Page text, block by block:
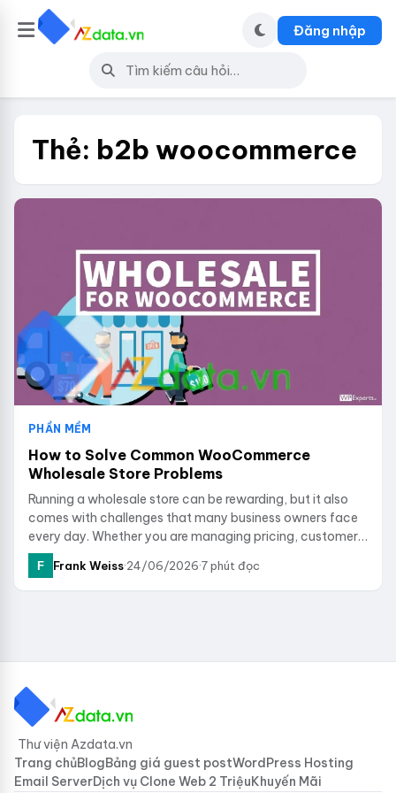
Đăng nhập
Thẻ: b2b woocommerce
PHẦN MỀM
How to Solve Common WooCommerce
Wholesale Store Problems
Running a wholesale store can be rewarding, but it also
comes with challenges that many business owners face
every day. Whether you are managing pricing, customer…
Frank Weiss·24/06/2026·7 phút đọc
Thư viện Azdata.vn
Trang chủBlogBảng giá guest postWordPress Hosting
Email ServerDịch vụ Clone Web 2 TriệuKhuyến Mãi